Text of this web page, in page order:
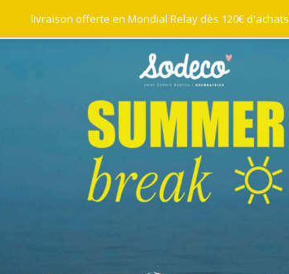
livraison offerte en Mondial Relay dès 120€ d'achats